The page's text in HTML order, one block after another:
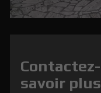
savoir